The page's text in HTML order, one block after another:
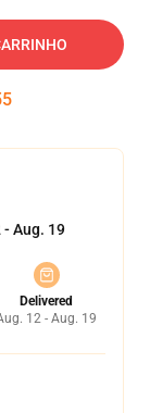
- Aug. 19
Delivered
12 - Aug. 19